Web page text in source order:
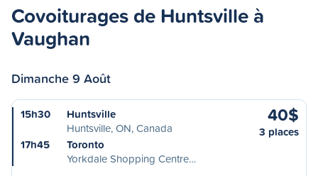
Covoiturages de Huntsville à
Vaughan
Dimanche 9 Août
15h30
Huntsville
Huntsville, ON, Canada
17h45
Toronto
Yorkdale Shopping Centre…
40$
3 places